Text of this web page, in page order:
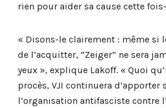
rien pour aider sa cause cette
« Disons-le clairement : même si
de l’acquitter, “Zeiger” ne sera
yeux », explique Lakoff. « Quoi
procès, VJI continuera d’apporter
l’organisation antifasciste contre